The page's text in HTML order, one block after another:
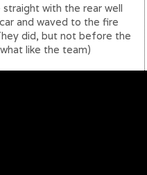
with the rear well
and waved to the fire
did, but not before the
like the team)